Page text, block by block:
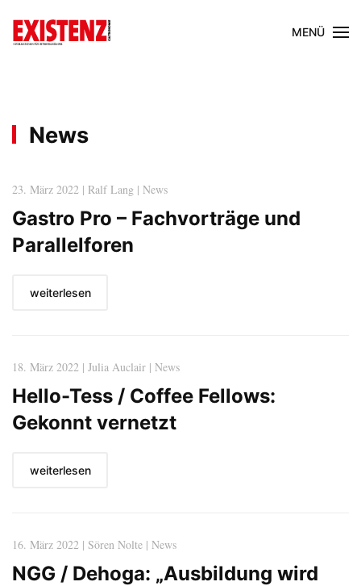
MENÜ
News
23. März 2022 | Ralf Lang | News
Gastro Pro – Fachvorträge und
Parallelforen
weiterlesen
18. März 2022 | Julia Auclair | News
Hello-Tess / Coffee Fellows:
Gekonnt vernetzt
weiterlesen
16. März 2022 | Sören Nolte | News
NGG / Dehoga: „Ausbildung wird